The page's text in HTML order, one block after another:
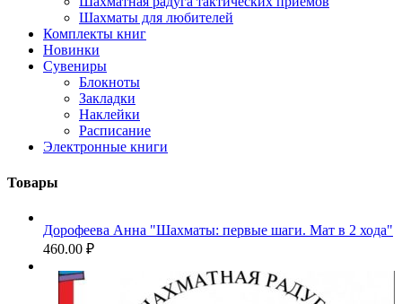
Шахматы для любителей
Комплекты книг
Новинки
Сувениры
Блокноты
Закладки
Наклейки
Расписание
Электронные книги
Товары
Дорофеева Анна "Шахматы: первые шаги. Мат в 2 хода"
460.00 ₽